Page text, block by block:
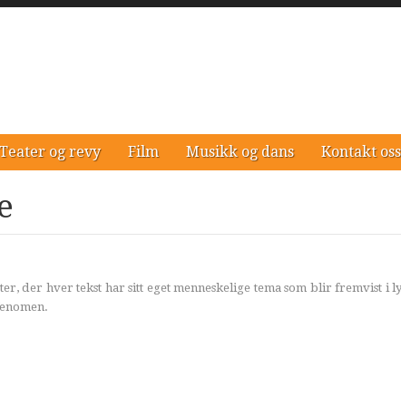
Teater og revy Film Musikk og dans Kontakt oss
der hver tekst har sitt eget menneskelige tema som blir fremvist i